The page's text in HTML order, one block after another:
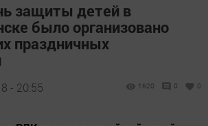
защиты детей в
было организовано
праздничных
- 20:55 1620 0 0